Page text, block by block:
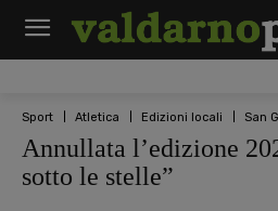
Sport Atletica Edizioni locali San
Annullata l’edizione
sotto le stelle”